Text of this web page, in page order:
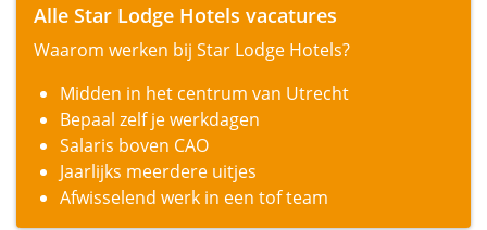
Alle Star Lodge Hotels vacatures
Waarom werken bij Star Lodge Hotels?
Midden in het centrum van Utrecht
Bepaal zelf je werkdagen
Salaris boven CAO
Jaarlijks meerdere uitjes
Afwisselend werk in een tof team